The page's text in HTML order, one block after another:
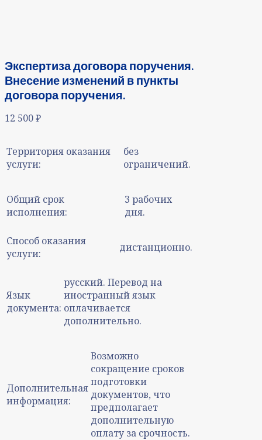
Экспертиза договора поручения.
Внесение изменений в пункты
договора поручения.
12 500₽
Территория оказания
услуги:
без
ограничений.
Общий срок
исполнения:
3 рабочих
дня.
Способ оказания
услуги:
дистанционно.
Язык
документа:
русский. Перевод на
иностранный язык
оплачивается
дополнительно.
Дополнительная
информация:
Возможно
сокращение сроков
подготовки
документов, что
предполагает
дополнительную
оплату за срочность.